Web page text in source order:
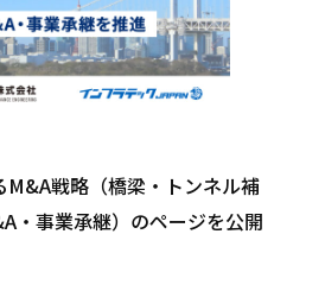
M&A戦略（橋梁・トンネル補
・事業承継）のページを公開